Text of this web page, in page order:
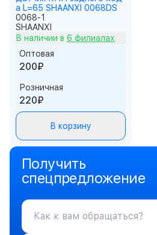
а L=65 SHAANXI 0068DS
0068-1
SHAANXI
В наличии в 6 филиалах
Оптовая
200₽
Розничная
220₽
В корзину
Получить
спецпредложение